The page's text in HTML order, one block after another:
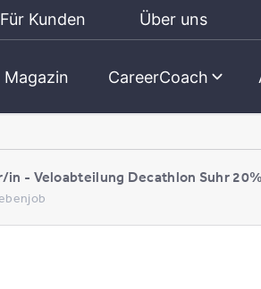
Für Kunden Über uns
Magazin CareerCoach
in - Veloabteilung Decathlon Suhr